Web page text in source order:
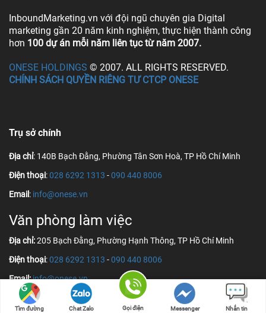
InboundMarketing.vn với đội ngũ chuyên gia Digital
marketing gần 20 năm kinh nghiệm, thực hiện thành công
hơn 100 dự án mỗi năm liên tục từ năm 2007.
ONESE HOLDINGS © 2007. ALL RIGHTS RESERVED.
CHÍNH SÁCH QUYỀN RIÊNG TƯ CTCP ONESE
Trụ sở chính
Địa chỉ: 140B Bạch Đằng, Phường Tân Sơn Hoà, TP Hồ Chí Minh
Điện thoại:028 6292 1313 -090 440 8006
Email : info@onese.vn
Văn phòng làm việc
Địa chỉ:205 Bạch Đằng, Phường Hạnh Thông, TP Hồ Chí Minh
Điện thoại:028 6292 1313 -090 440 8006
Email:info@onese.vn
Tìm đường Chat Zalo Gọi điện Messenger Nhắn tin